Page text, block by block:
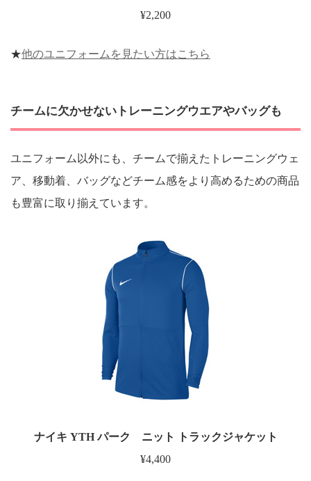
¥2,200
★他のユニフォームを見たい方はこちら
チームに欠かせないトレーニングウエアやバッグも
ユニフォーム以外にも、チームで揃えたトレーニングウェ
ア、移動着、バッグなどチーム感をより高めるための商品
も豊富に取り揃えています。
ナイキ YTH パーク ニット トラックジャケット
¥4,400